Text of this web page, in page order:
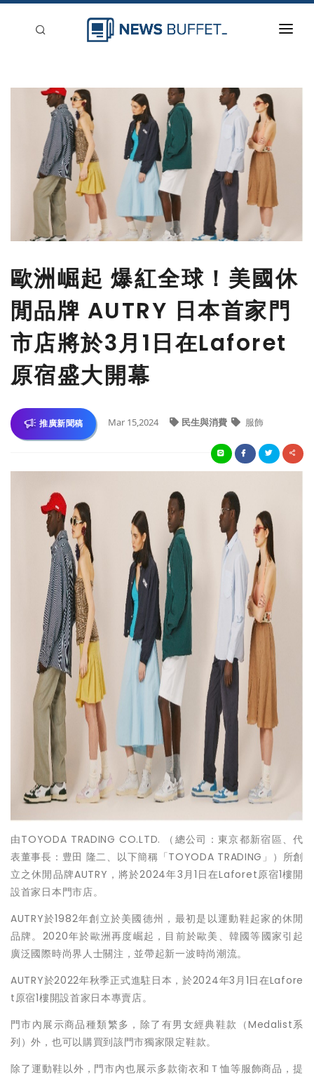
新聞稿分類
登入
刊登
歐洲崛起 爆紅全球！美國休
閒品牌 AUTRY 日本首家門
市店將於3月1日在Laforet
原宿盛大開幕
推廣新聞稿 Mar 15,2024 民生與消費 服飾
由TOYODA TRADING CO.LTD. （總公司：東京都新宿區、代
表董事長：豊田 隆二、以下簡稱「TOYODA TRADING」）所創
立之休閒品牌AUTRY，將於2024年3月1日在Laforet原宿1樓開
設首家日本門市店。
AUTRY於1982年創立於美國德州，最初是以運動鞋起家的休閒
品牌。2020年於歐洲再度崛起，目前於歐美、韓國等國家引起
廣泛國際時尚界人士關注，並帶起新一波時尚潮流。
AUTRY於2022年秋季正式進駐日本，於2024年3月1日在Lafore
t原宿1樓開設首家日本專賣店。
門市內展示商品種類繁多，除了有男女經典鞋款（Medalist系
列）外，也可以購買到該門市獨家限定鞋款。
除了運動鞋以外，門市內也展示多款衛衣和Ｔ恤等服飾商品，提